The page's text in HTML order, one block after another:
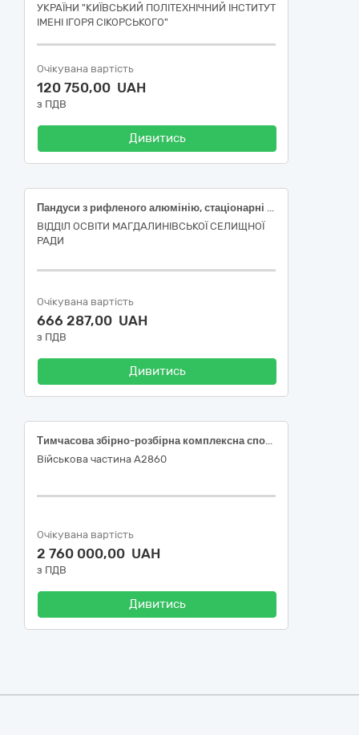
УКРАЇНИ "КИЇВСЬКИЙ ПОЛІТЕХНІЧНИЙ ІНСТИТУТ
ІМЕНІ ІГОРЯ СІКОРСЬКОГО"
Очікувана вартість
120 750,00 UAH
з ПДВ
Дивитись
Пандуси з рифленого алюмінію, стаціонарні пандуси (код за ДК 021:2015 - 44210000-5: Конструкції та їх частини)
ВІДДІЛ ОСВІТИ МАГДАЛИНІВСЬКОЇ СЕЛИЩНОЇ
РАДИ
Очікувана вартість
666 287,00 UAH
з ПДВ
Дивитись
Тимчасова збірно-розбірна комплексна споруда (зал приготування їжі)
Військова частина А2860
Очікувана вартість
2 760 000,00 UAH
з ПДВ
Дивитись